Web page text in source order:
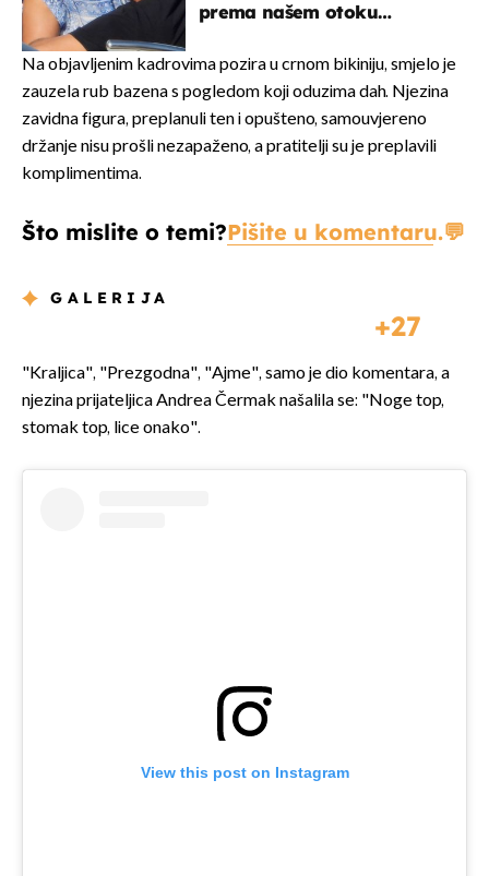
prema našem otoku
Hrvat
Na objavljenim kadrovima pozira u crnom bikiniju, smjelo je
zauzela rub bazena s pogledom koji oduzima dah. Njezina
zavidna figura, preplanuli ten i opušteno, samouvjereno
držanje nisu prošli nezapaženo, a pratitelji su je preplavili
komplimentima.
Što mislite o temi?Pišite u komentaru.
GALERIJA
27
"Kraljica", "Prezgodna", "Ajme", samo je dio komentara, a
njezina prijateljica Andrea Čermak našalila se: "Noge top,
stomak top, lice onako".
View this post on Instagram